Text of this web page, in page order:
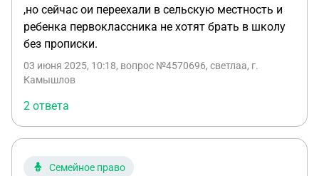
,но сейчас ои переехали в сельскую местность и
ребенка первоклассника не хотят брать в школу
без прописки.
03 июня 2025, 10:18, вопрос №4570696, светлаа, г.
Камышлов
2 ответа
Семейное право